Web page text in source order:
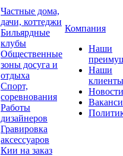
Частные дома,
дачи, коттеджи
Бильярдные
клубы
Общественные
зоны досуга и
отдыха
Спорт,
соревнования
Работы
дизайнеров
Гравировка
аксессуаров
Кии на заказ
Компания
Наши
Наши
клиенты
Новости